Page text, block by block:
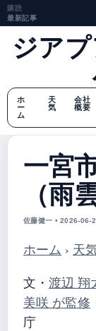
購読
最新記事
ジア
ホ
ー
ム
天
気
会社
概要
一宮
（雨
佐藤健一 • 2026-06-
ホーム › 天
文・ 渡辺 翔
美咲 が監修
庁